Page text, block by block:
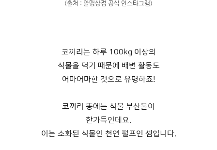
(출처 : 알맹상점 공식 인스타그램)
코끼리는 하루 100kg 이상의
식물을 먹기 때문에 배변 활동도
어마어마한 것으로 유명하죠!
코끼리 똥에는 식물 부산물이
한가득인데요.
이는 소화된 식물인 천연 펄프인 셈입니다.